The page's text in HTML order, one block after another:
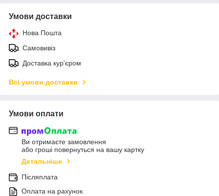
Умови доставки
Нова Пошта
Самовивіз
Доставка кур'єром
Всі умови доставки
Умови оплати
Ви отримаєте замовлення
або гроші повернуться на вашу картку
Детальніше
Післяплата
Оплата на рахунок